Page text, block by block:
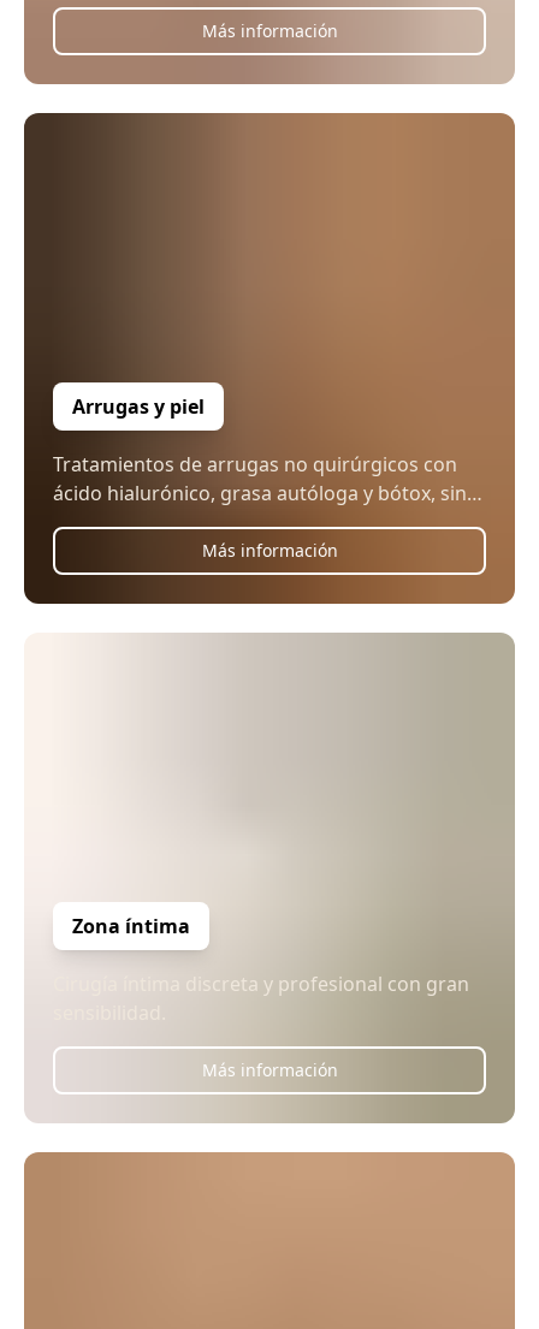
Más información
Arrugas y piel
Tratamientos de arrugas no quirúrgicos con
ácido hialurónico, grasa autóloga y bótox, sin
bisturí.
Más información
Zona íntima
Cirugía íntima discreta y profesional con gran
Más información